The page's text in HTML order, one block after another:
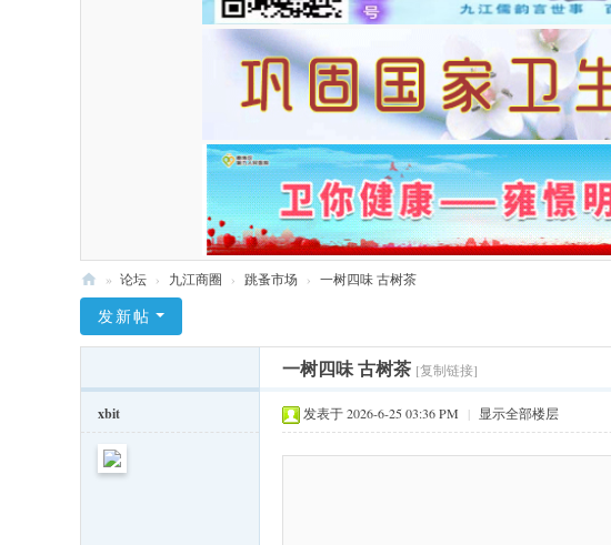
江
» 论坛 › 九江商圈 › 跳蚤市场 › 一树四味 古树茶
发新帖
一树四味 古树茶 [复制链接]
xbit 发表于 2026-6-25 03:36 PM | 显示全部楼层